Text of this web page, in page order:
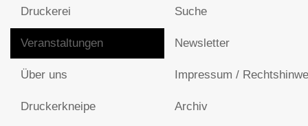
Druckerei
Veranstaltungen
Über uns
Druckerkneipe
Suche
Newsletter
Impressum /
Archiv